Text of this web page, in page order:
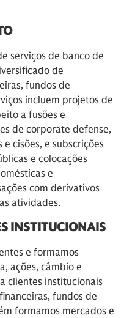
serviços de banco de
de
fundos de
incluem projetos de
a fusões e
de corporate defense,
cisões, e subscrições
e colocações
e
com derivativos
atividades.
INSTITUCIONAIS
e formamos
ações, câmbio e
clientes institucionais
fundos de
formamos mercados e